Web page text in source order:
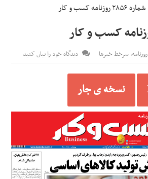
شماره ۲۸۵۶ روزنامه کسب و کار
روزنامه,سرخط خبرها دیدگاه خود را بیان کنید
نسخه ی جار